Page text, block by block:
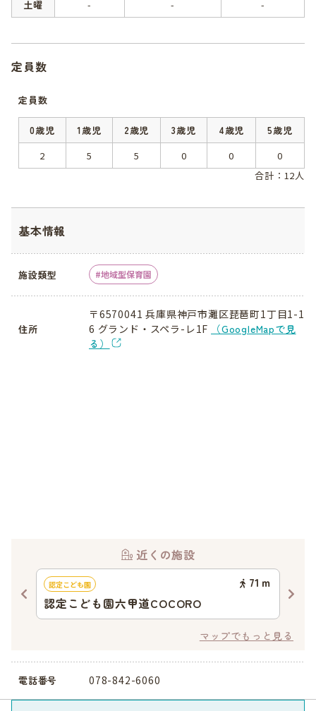
土曜
- - -
定員数
定員数
0歳児 1歳児 2歳児 3歳児 4歳児
5歳児
2
5 5 0 0
0
合計：12人
基本情報
施設類型 地域型保育園
住所
〒6570041 兵庫県神戸市灘区琵琶町1丁目1-1
6 グランド・スペラ-レ1F
（GoogleMapで見
る）
近くの施設
認定こども園 71 ｍ
認定こども園六甲道COCORO
マップでもっと見る
電話番号 078-842-6060